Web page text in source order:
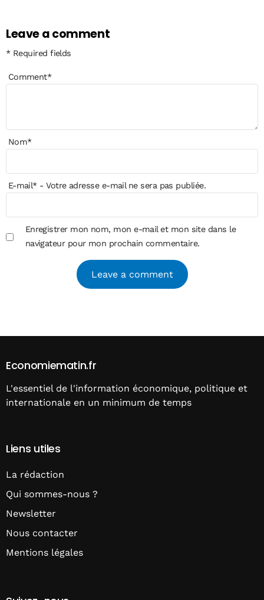
Leave a comment
* Required fields
Comment*
Nom*
E-mail*- Votre adresse e-mail ne sera pas publiée.
Enregistrer mon nom, mon e-mail et mon site dans le
navigateur pour mon prochain commentaire.
Economiematin.fr
L'essentiel de l'information économique, politique et
internationale en un minimum de temps
Liens utiles
La rédaction
Qui sommes-nous ?
Newsletter
Nous contacter
Mentions légales